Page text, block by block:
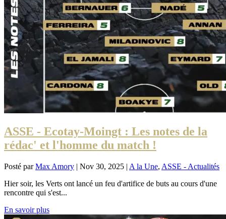
ASSE - Ecotay-Moingt : Les notes de la
rédac' et l'homme du match !
Posté parMax Amory | Nov 30, 2025 | A la Une, ASSE - Actualités
Hier soir, les Verts ont lancé un feu d'artifice de buts au cours d'une
rencontre qui s'est...
En savoir plus